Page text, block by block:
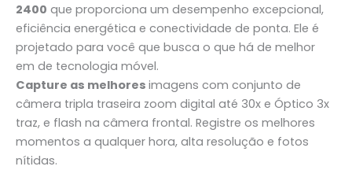
2400 que proporciona um desempenho excepcional,
eficiência energética e conectividade de ponta. Ele é
projetado para você que busca o que há de melhor
em de tecnologia móvel.
Capture as melhores imagens com conjunto de
câmera tripla traseira zoom digital até 30x e Óptico 3x
traz, e flash na câmera frontal. Registre os melhores
momentos a qualquer hora, alta resolução e fotos
nítidas.